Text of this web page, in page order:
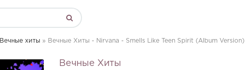
Вечные хиты » Вечные Хиты - Nirvana - Smells Like Teen Spirit (Album Version)
Вечные Хиты